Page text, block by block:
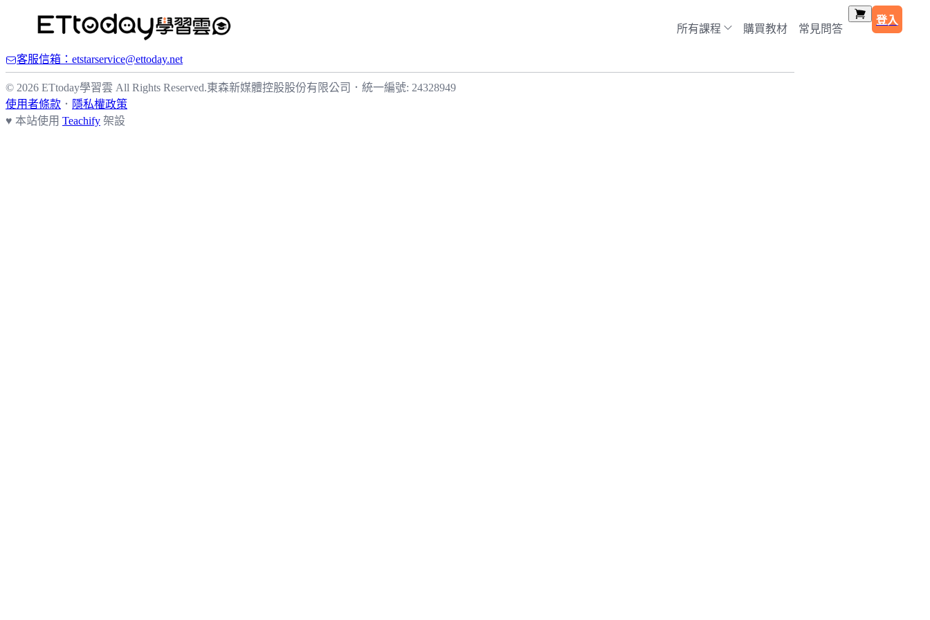
所有課程 購買教材 常見問答
登入
客服信箱：etstarservice@ettoday.net
© 2026 ETtoday學習雲 All Rights Reserved.東森新媒體控股股份有限公司 ． 統一編號: 24328949
使用者條款 ． 隱私權政策
♥ 本站使用 Teachify 架設